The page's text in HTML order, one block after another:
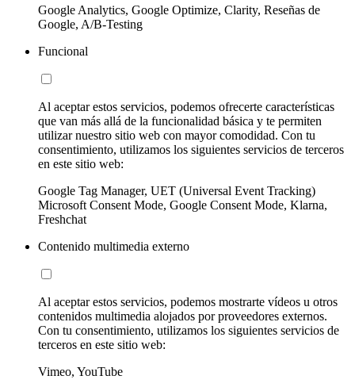
Google Analytics, Google Optimize, Clarity, Reseñas de
Google, A/B-Testing
Funcional
Al aceptar estos servicios, podemos ofrecerte características
que van más allá de la funcionalidad básica y te permiten
utilizar nuestro sitio web con mayor comodidad. Con tu
consentimiento, utilizamos los siguientes servicios de terceros
en este sitio web:
Google Tag Manager, UET (Universal Event Tracking)
Microsoft Consent Mode, Google Consent Mode, Klarna,
Freshchat
Contenido multimedia externo
Al aceptar estos servicios, podemos mostrarte vídeos u otros
contenidos multimedia alojados por proveedores externos.
Con tu consentimiento, utilizamos los siguientes servicios de
terceros en este sitio web:
Vimeo, YouTube